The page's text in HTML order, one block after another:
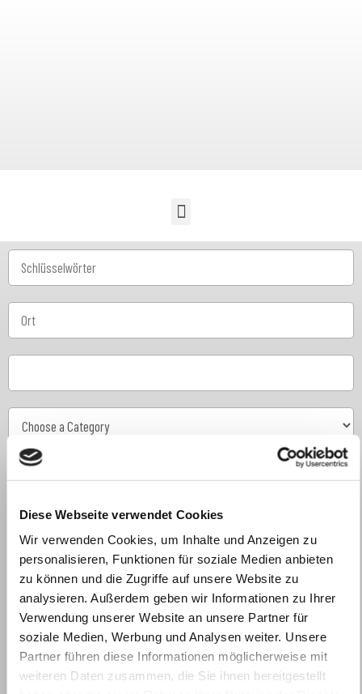
Diese Webseite verwendet Cookies
Wir verwenden Cookies, um Inhalte und Anzeigen zu
personalisieren, Funktionen für soziale Medien anbieten
zu können und die Zugriffe auf unsere Website zu
analysieren. Außerdem geben wir Informationen zu Ihrer
Verwendung unserer Website an unsere Partner für
soziale Medien, Werbung und Analysen weiter. Unsere
Partner führen diese Informationen möglicherweise mit
weiteren Daten zusammen, die Sie ihnen bereitgestellt
Veranstaltungen